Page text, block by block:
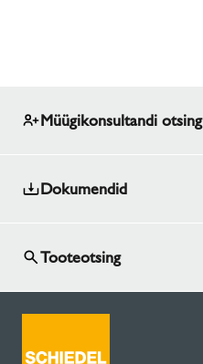
Müügikonsultandi otsing
Dokumendid
Tooteotsing